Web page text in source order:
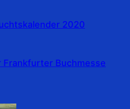
2020
Frankfurter Buchmesse